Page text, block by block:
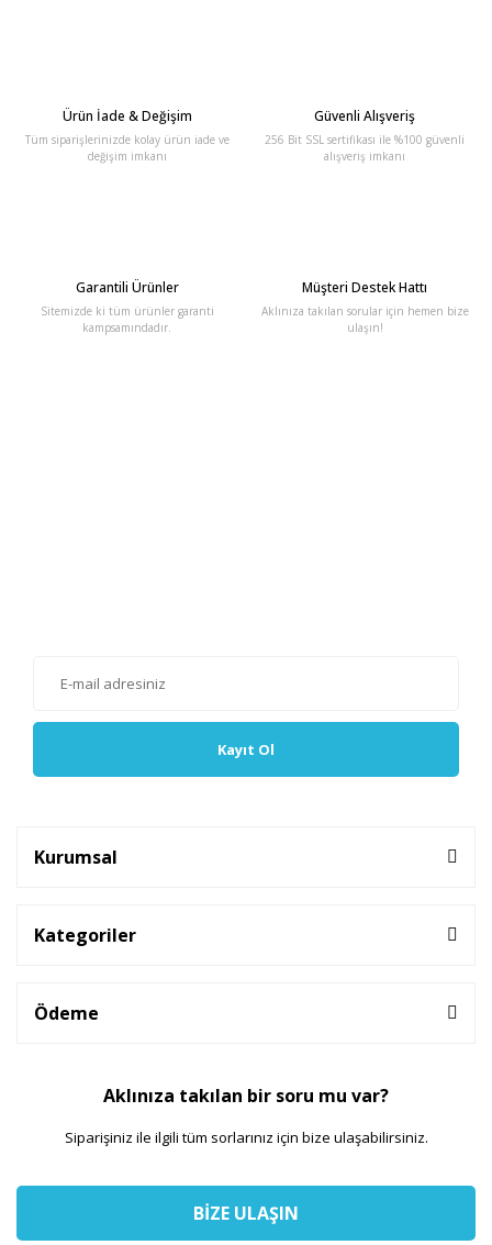
Ürün İade & Değişim
Tüm siparişlerinizde kolay ürün iade ve
değişim imkanı
Güvenli Alışveriş
256 Bit SSL sertifikası ile %100 güvenli
alışveriş imkanı
Garantili Ürünler
Sitemizde ki tüm ürünler garanti
kampsamındadır.
Müşteri Destek Hattı
Aklınıza takılan sorular için hemen bize
ulaşın!
Kayıt Ol
Kurumsal
Kategoriler
Ödeme
Aklınıza takılan bir soru mu var?
Siparişiniz ile ilgili tüm sorlarınız için bize ulaşabilirsiniz.
BİZE ULAŞIN